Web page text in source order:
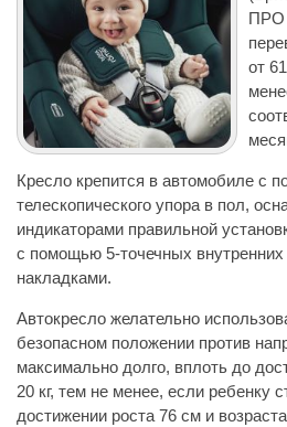
ПРО
от
Кресло крепится в автомобиле с
телескопического упора в пол,
индикаторами правильной
с помощью 5-точечных
накладками.
Автокресло желательно
безопасном положении против
максимально долго, вплоть до
20 кг, тем не менее, если ребенку
достижении роста 76 см и